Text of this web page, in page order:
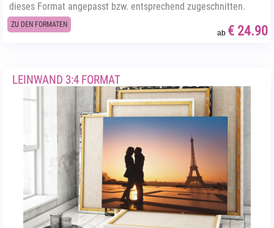
dieses Format angepasst bzw. entsprechend zugeschnitten.
ZU DEN FORMATEN
ab € 24.90
LEINWAND 3:4 FORMAT